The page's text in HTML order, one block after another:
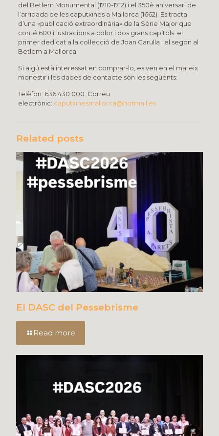
del Betlem Monumental (1710-1712) i el 350è aniversari de
l’arribada de les caputxines a Mallorca (1662). Es tracta
d’una «publicació extraordinària» de la Sèrie Major que
conté 600 il·lustracions a color i dos grans capitols: el
primer dedicat a la col·lecció de Joan Carulla i el segon al
Betlem a Mallorca.
Si algú està interessat en comprar-lo, es ven en el mateix
monestir i les dades de contacte són les següents:
Telèfon: 636 430 000. Correu
electrònic: caputxinesmallorca@hotmail.es
Related posts
El DASC del Pessebrisme
Read more